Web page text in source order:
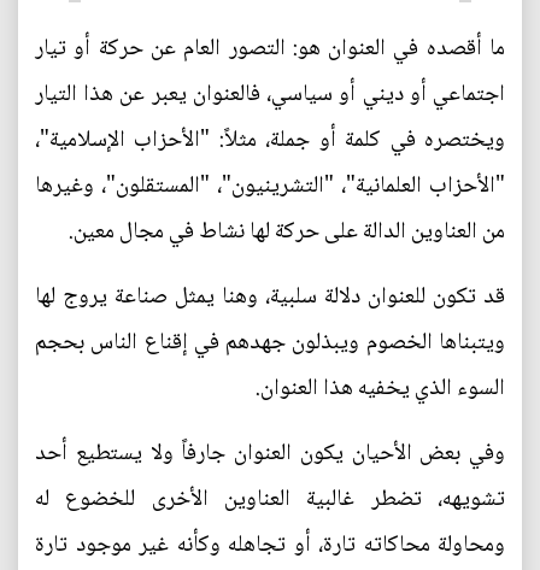
ما أقصده في العنوان هو: التصور العام عن حركة أو تيار
اجتماعي أو ديني أو سياسي، فالعنوان يعبر عن هذا التيار
ويختصره في كلمة أو جملة، مثلاً: "الأحزاب الإسلامية"،
"الأحزاب العلمانية"، "التشرينيون"، "المستقلون"، وغيرها
من العناوين الدالة على حركة لها نشاط في مجال معين.
قد تكون للعنوان دلالة سلبية، وهنا يمثل صناعة يروج لها
ويتبناها الخصوم ويبذلون جهدهم في إقناع الناس بحجم
السوء الذي يخفيه هذا العنوان.
وفي بعض الأحيان يكون العنوان جارفاً ولا يستطيع أحد
تشويهه، تضطر غالبية العناوين الأخرى للخضوع له
ومحاولة محاكاته تارة، أو تجاهله وكأنه غير موجود تارة